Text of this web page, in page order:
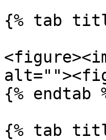
{% tab
{% endtab
{% tab